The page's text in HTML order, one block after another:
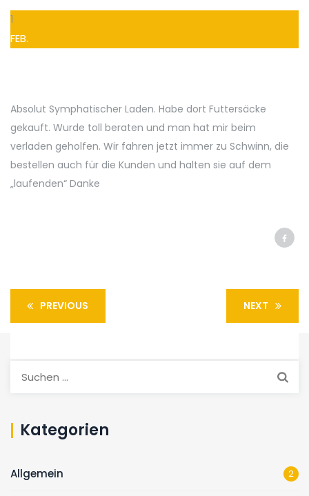
1
FEB.
Absolut Symphatischer Laden. Habe dort Futtersäcke
gekauft. Wurde toll beraten und man hat mir beim
verladen geholfen. Wir fahren jetzt immer zu Schwinn, die
bestellen auch für die Kunden und halten sie auf dem
„laufenden“ Danke
PREVIOUS NEXT
Kategorien
Allgemein 2